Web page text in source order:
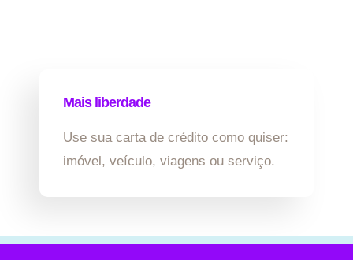
Mais liberdade
Use sua carta de crédito como quiser:
imóvel, veículo, viagens ou serviço.